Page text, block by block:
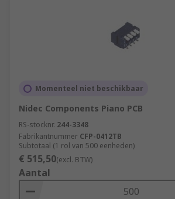
Momenteel niet beschikbaar
Nidec Components Piano PCB
RS-stocknr. 244-3348
Fabrikantnummer CFP-0412TB
Subtotaal (1 rol van 500 eenheden)
€ 515,50(excl. BTW)
Aantal